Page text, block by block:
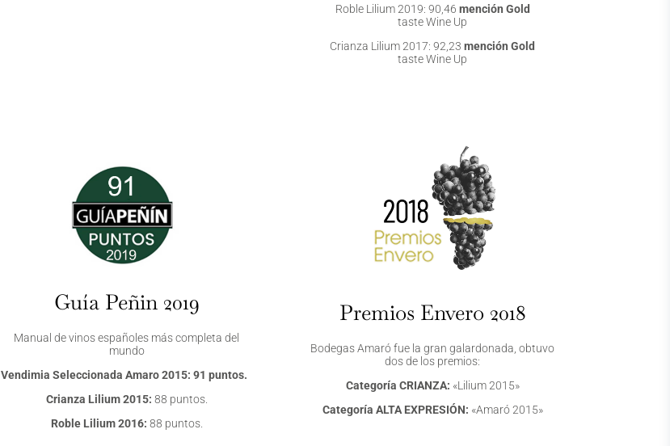
Roble Lilium 2019: 90,46 mención Gold
taste Wine Up
Crianza Lilium 2017: 92,23mención Gold
taste Wine Up
Guía Peñin 2019
Manual de vinos españoles más completa del
mundo
Vendimia Seleccionada Amaro 2015: 91 puntos.
Crianza Lilium 2015: 88 puntos.
Roble Lilium 2016: 88 puntos.
Premios Envero 2018
Bodegas Amaró fue la gran galardonada, obtuvo
dos de los premios:
Categoría CRIANZA: «Lilium 2015»
Categoría ALTA EXPRESIÓN: «Amaró 2015»